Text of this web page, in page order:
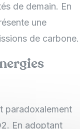
de demain. En
une
de carbone.
paradoxalement
En adoptant